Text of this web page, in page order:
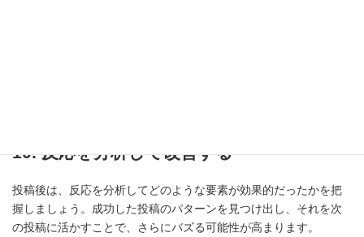
10. 反応を分析して改善する
投稿後は、反応を分析してどのような要素が効果的だったかを把
握しましょう。成功した投稿のパターンを見つけ出し、それを次
の投稿に活かすことで、さらにバズる可能性が高まります。